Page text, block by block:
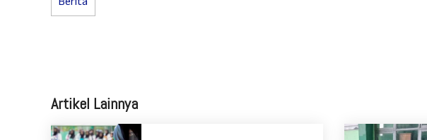
Artikel Lainnya